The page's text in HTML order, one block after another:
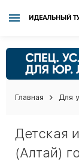
ИДЕАЛЬНЫЙ
Главная Для
Детская
(Алтай)